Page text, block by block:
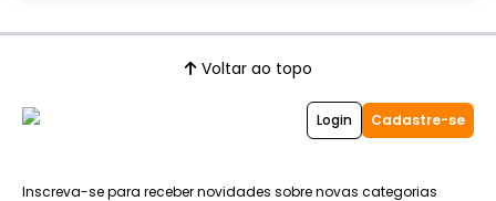
Voltar ao topo
Login Cadastre-se
Inscreva-se para receber novidades sobre novas categorias